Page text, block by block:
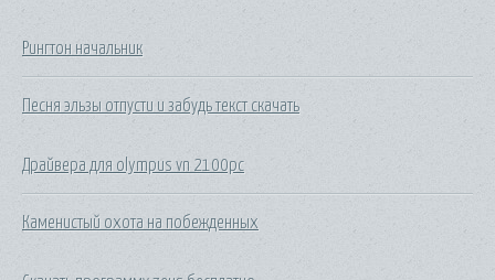
Рингтон начальник
Песня эльзы отпусти и забудь текст скачать
Драйвера для olympus vn 2100pc
Каменистый охота на побежденных